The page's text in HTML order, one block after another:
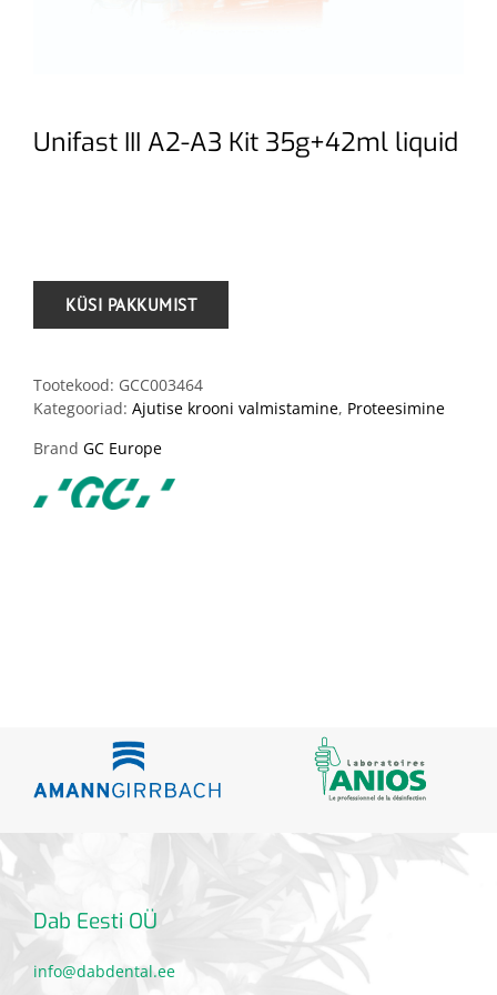
Unifast III A2-A3 Kit 35g+42ml liquid
Tootekood: GCC003464
Kategooriad: Ajutise krooni valmistamine, Proteesimine
Brand GC Europe
Dab Eesti OÜ
info@dabdental.ee